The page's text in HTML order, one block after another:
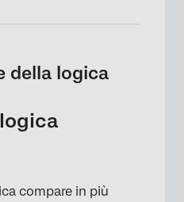
della logica
compare in più